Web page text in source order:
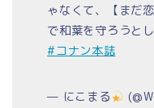
ゃなくて、【まだ
で和葉を守ろうと
#コナン本誌
— にこまる